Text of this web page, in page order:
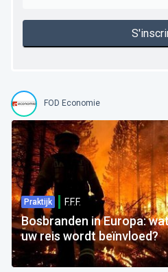
FOD Economie
Praktijk F.F.F.
Bosbranden in Europa:
uw reis wordt beïnvloed?